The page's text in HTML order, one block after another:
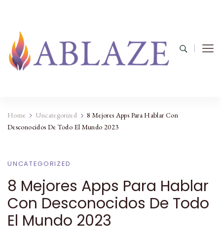
Home Uncategorized
8 Mejores Apps Para Hablar Con
Desconocidos De Todo El Mundo 2023
UNCATEGORIZED
8 Mejores Apps Para Hablar
Con Desconocidos De Todo
El Mundo 2023